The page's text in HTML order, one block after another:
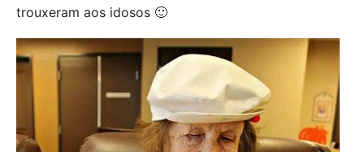
trouxeram aos idosos 🙂